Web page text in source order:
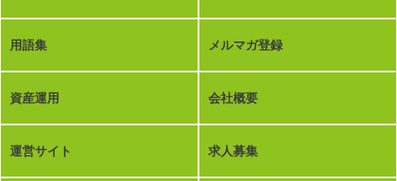
用語集 メルマガ登録
資産運用 会社概要
運営サイト 求人募集